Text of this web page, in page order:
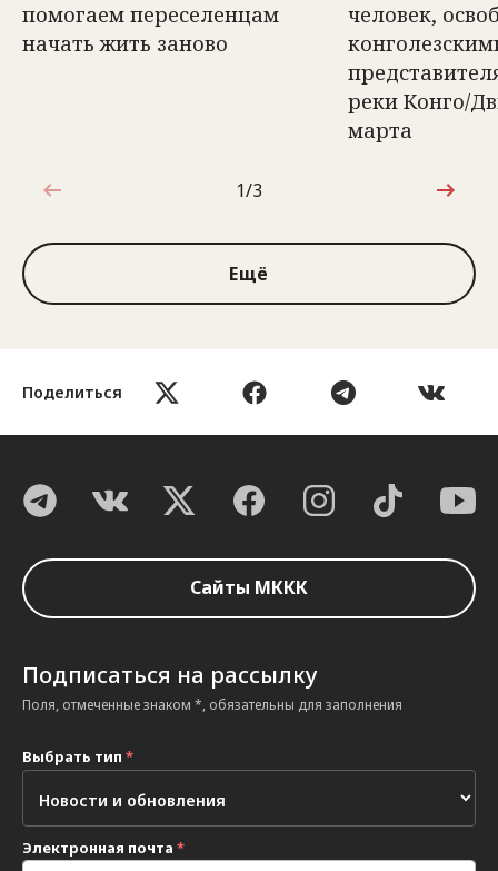
Поделиться
помогаем переселенцам
начать жить заново
человек,
реки Конго/
марта
1 из 3
1/3
Ещё
Сайты МККК
Подписаться на рассылку
Поля, отмеченные знаком *, обязательны для заполнения
Выбрать тип *
Электронная почта *